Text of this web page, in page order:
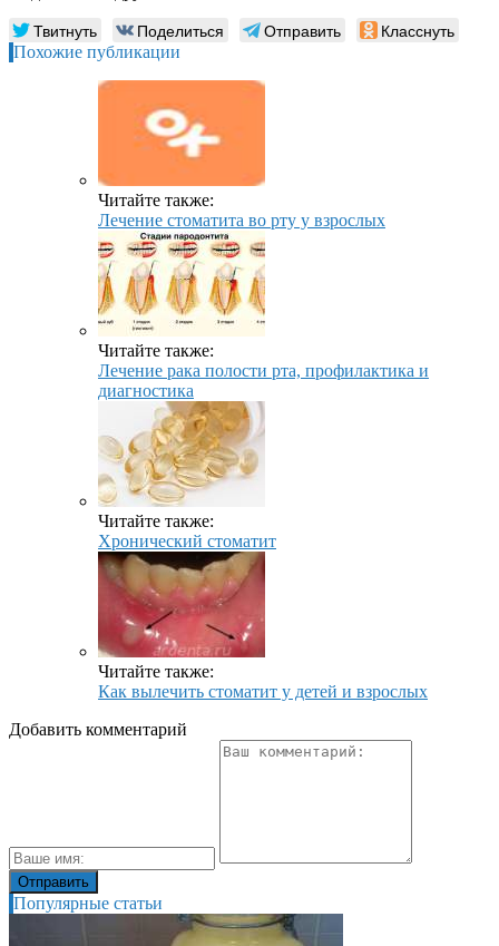
Твитнуть Поделиться Отправить Класснуть
Похожие публикации
Читайте также:
Лечение стоматита во рту у взрослых
Читайте также:
Лечение рака полости рта, профилактика и
диагностика
Читайте также:
Хронический стоматит
Читайте также:
Как вылечить стоматит у детей и взрослых
Добавить комментарий
Популярные статьи